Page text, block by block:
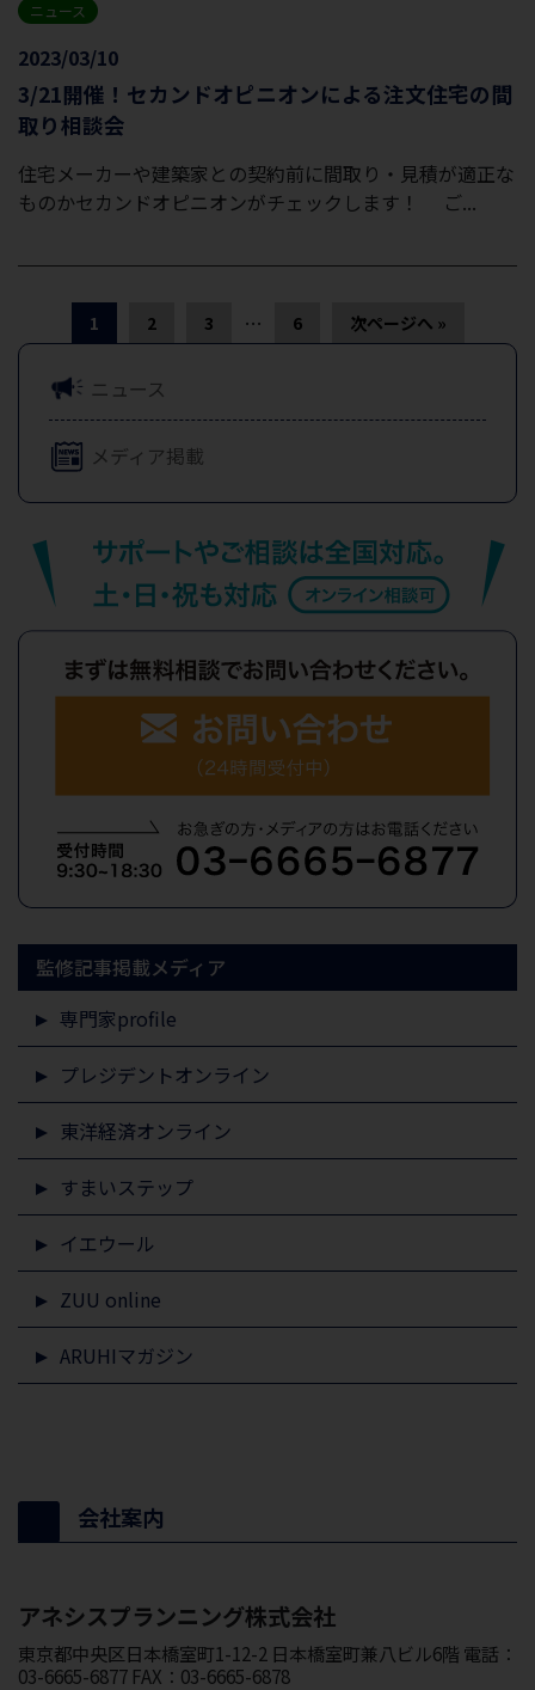
ニュース
2023/03/10
3/21開催！セカンドオピニオンによる注文住宅の間
取り相談会
住宅メーカーや建築家との契約前に間取り・見積が適正な
ものかセカンドオピニオンがチェックします！ ご...
1 2 3 … 6 次ページへ »
ニュース
メディア掲載
監修記事掲載メディア
専門家profile
プレジデントオンライン
東洋経済オンライン
すまいステップ
イエウール
ZUU online
ARUHIマガジン
会社案内
アネシスプランニング株式会社
東京都中央区日本橋室町1-12-2 日本橋室町兼八ビル6階 電話：
03-6665-6877 FAX：03-6665-6878